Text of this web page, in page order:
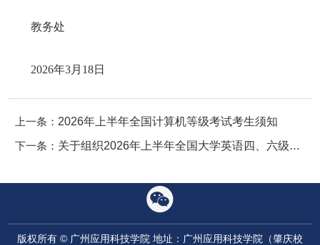
教务处
2026年3月18日
上一条： 2026年上半年全国计算机等级考试考生须知
下一条： 关于组织2026年上半年全国大学英语四、六级考试报名工作的通知
版权所有 © 广州应用科技学院 地址：广州应用科技学院（肇庆校